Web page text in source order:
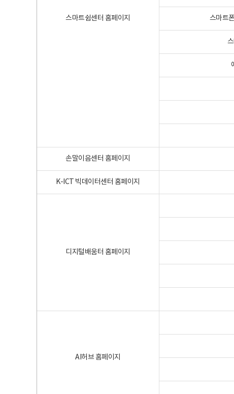
스마트쉼센터 홈페이지 스마트
손말이음센터 홈페이지
K-ICT 빅데이터센터 홈페이지
디지털배움터 홈페이지
AI허브 홈페이지